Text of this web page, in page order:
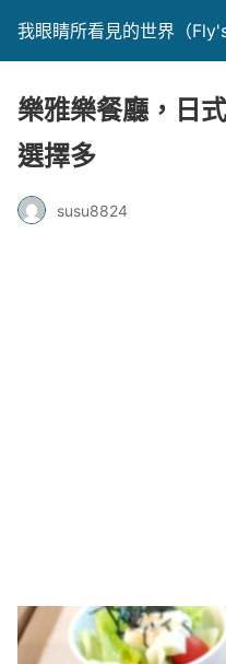
我眼睛所看見的世界（
樂雅樂餐廳，日
選擇多
susu8824